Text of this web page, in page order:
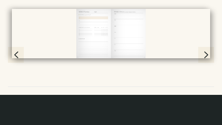
Vollbild
Page 30 & 31 of 192